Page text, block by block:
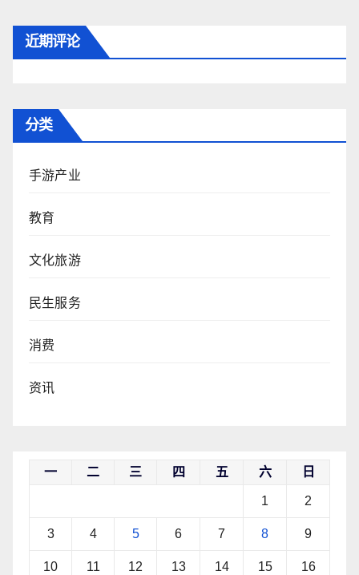
近期评论
分类
手游产业
教育
文化旅游
民生服务
消费
资讯
一 二 三 四 五 六 日
1 2
3 4 5 6 7 8 9
10 11 12 13 14 15 16